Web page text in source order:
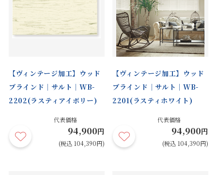
【ヴィンテージ加工】ウッド
ブラインド｜サルト｜WB-
2202(ラスティアイボリー)
代表価格
94,900円
(税込 104,390円)
【ヴィンテージ加工】ウッド
ブラインド｜サルト｜WB-
2201(ラスティホワイト)
代表価格
94,900円
(税込 104,390円)